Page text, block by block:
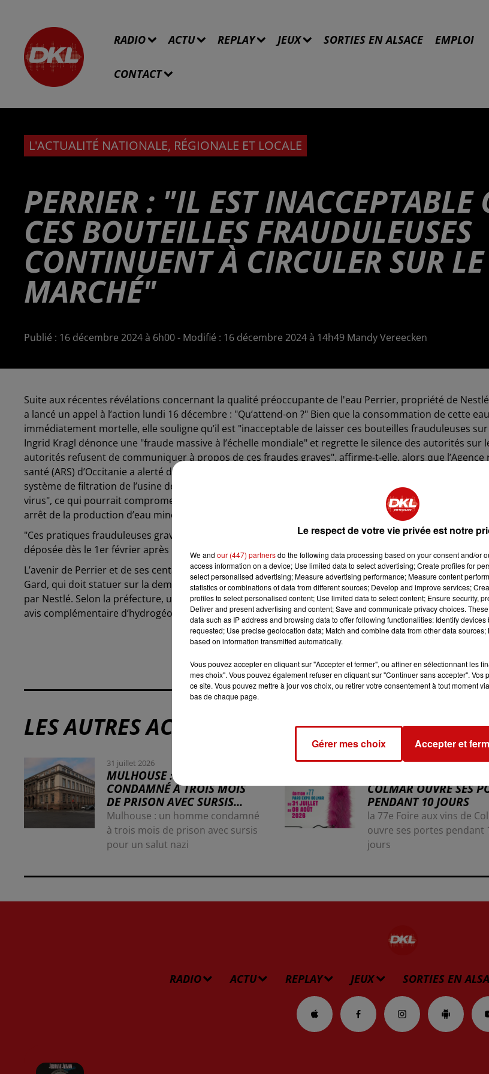
RADIO ACTU REPLAY JEUX SORTIES EN ALSACE EMPLOI
CONTACT
L'ACTUALITÉ NATIONALE, RÉGIONALE ET LOCALE
PERRIER : "IL EST INACCEPTABLE
CES BOUTEILLES FRAUDULEUSES
CONTINUENT À CIRCULER SUR LE
MARCHÉ"
Publié : 16 décembre 2024 à 6h00 - Modifié : 16 décembre 2024 à 14h49 Mandy Vereecken
Suite aux récentes révélations concernant la qualité préoccupante de l'eau Perrier, propriété de
a lancé un appel à l’action lundi 16 décembre : "Qu’attend-on ?" Bien que la consommation de cette
immédiatement mortelle, elle souligne qu’il est "inacceptable de laisser ces bouteilles frauduleuses
Ingrid Kragl dénonce une "fraude massive à l’échelle mondiale" et regrette le silence des autorités sur
autorités refusent de communiquer à propos de ces fraudes graves", affirme-t-elle, alors que l’Agence
santé (ARS) d’Occitanie a alerté dès le 30 août dernier sur un potentiel risque virologique. Selon les
système de filtration de l’usine de Vergèze (Gard) ne respecte pas les normes et "n’a pas d’effet de
virus", ce qui pourrait compromettre la sécurité sanitaire. L’ARS évoque même pour la première fois un
arrêt de la production d’eau minérale naturelle sur ce site.
"Ces pratiques frauduleuses graves violent clairement la réglementation", insiste Ingrid Kragl. Une
déposée dès le 1er février après les premières révélations liées aux eaux embouteillées par Nestlé.
L’avenir de Perrier et de ses centaines de salariés à Vergèze repose désormais sur la décision de la
Gard, qui doit statuer sur la demande de renouvellement d’autorisation d’exploitation déposée en
par Nestlé. Selon la préfecture, une décision pourrait intervenir au "premier semestre 2025", après
avis complémentaire d’hydrogéologues agréés, en complément du rapport de l’ARS.
LES AUTRES ACTUALITÉS
31 juillet 2026
MULHOUSE : UN HOMME
CONDAMNÉ À TROIS MOIS
DE PRISON AVEC SURSIS...
Mulhouse : un homme condamné
à trois mois de prison avec sursis
pour un salut nazi
31 juillet 2026
COLMAR OUVRE SES
PENDANT 10 JOURS
la 77e Foire aux vins de
ouvre ses portes pendant
jours
RADIO ACTU REPLAY JEUX SORTIES EN
Le respect de votre vie privée est notre
We and our (447) partnersdo the following data processing based on your consent and/or
access information on a device; Use limited data to select advertising; Create profiles for
select personalised advertising; Measure advertising performance; Measure content
statistics or combinations of data from different sources; Develop and improve services;
profiles to select personalised content; Use limited data to select content; Ensure security,
Deliver and present advertising and content; Save and communicate privacy choices.
data such as IP address and browsing data to offer following functionalities: Identify
requested; Use precise geolocation data; Match and combine data from other data
based on information transmitted automatically.
Vous pouvez accepter en cliquant sur "Accepter et fermer", ou affiner en sélectionnant les
mes choix". Vous pouvez également refuser en cliquant sur "Continuer sans accepter".
ce site. Vous pouvez mettre à jour vos choix, ou retirer votre consentement à tout moment
bas de chaque page.
Gérer mes choix Accepter et